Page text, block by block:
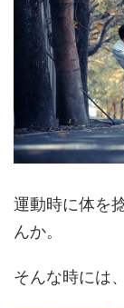
運動時に体を
んか。
そんな時には、